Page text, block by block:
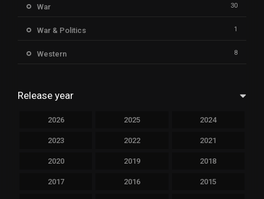
War 30
War & Politics 1
Western 8
Release year
2026 2025 2024
2023 2022 2021
2020 2019 2018
2017 2016 2015